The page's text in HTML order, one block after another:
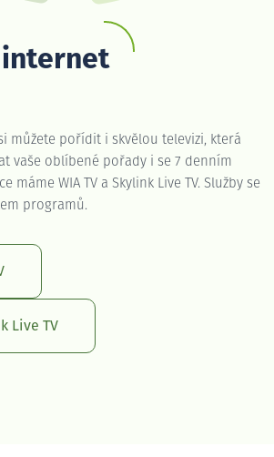
můžete pořídit i skvělou televizi, která
vaše oblíbené pořady i se 7 denním
máme WIA TV a Skylink Live TV. Služby se
programů.
Live TV